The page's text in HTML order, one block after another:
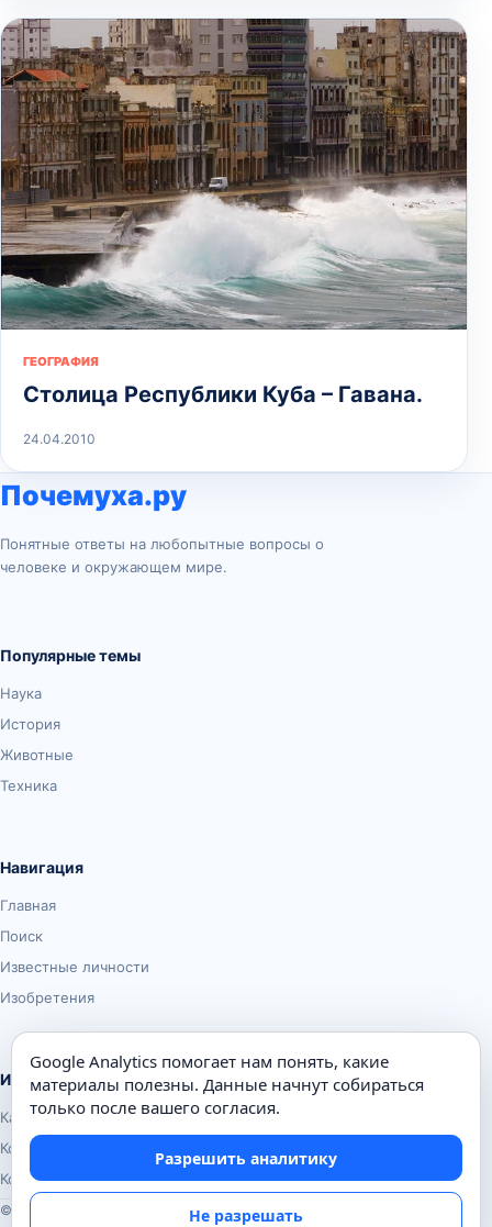
ГЕОГРАФИЯ
Столица Республики Куба – Гавана.
24.04.2010
Почемуха.ру
Понятные ответы на любопытные вопросы о
человеке и окружающем мире.
Популярные темы
Наука
История
Животные
Техника
Навигация
Главная
Поиск
Известные личности
Изобретения
Информация
Карта сайта
Контакты
Конфиденциальность
© Почемуха.ру, 2010–2026
Google Analytics помогает нам понять, какие
материалы полезны. Данные начнут собираться
только после вашего согласия.
Разрешить аналитику
Не разрешать